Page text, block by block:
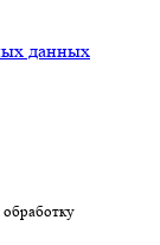
данных
обработку